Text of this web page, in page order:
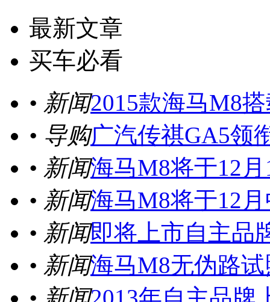
最新文章
买车必看
• 新闻2015款海马M8
• 导购广汽传祺GA5领
• 新闻海马M8将于12
• 新闻海马M8将于12
• 新闻即将上市自主品
• 新闻海马M8无伪路